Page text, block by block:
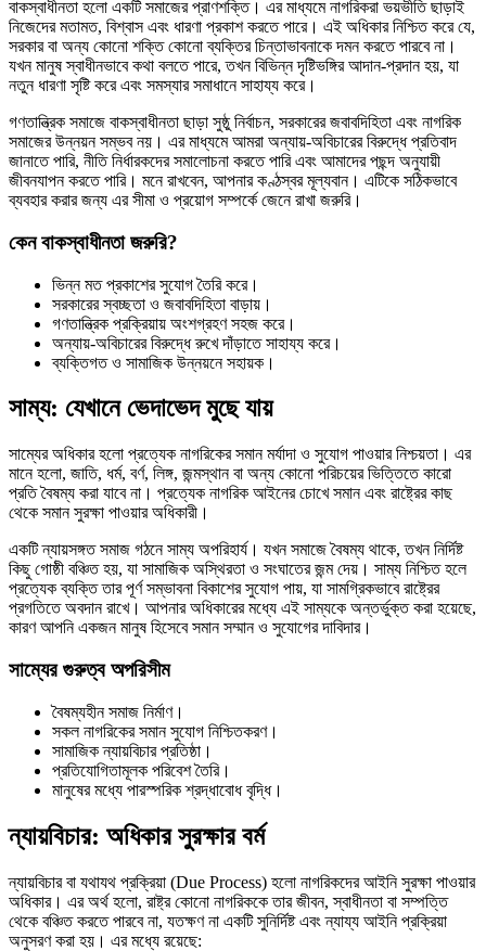
বাকস্বাধীনতা হলো একটি সমাজের প্রাণশক্তি। এর মাধ্যমে নাগরিকরা ভয়ভীতি ছাড়াই
নিজেদের মতামত, বিশ্বাস এবং ধারণা প্রকাশ করতে পারে। এই অধিকার নিশ্চিত করে যে,
সরকার বা অন্য কোনো শক্তি কোনো ব্যক্তির চিন্তাভাবনাকে দমন করতে পারবে না।
যখন মানুষ স্বাধীনভাবে কথা বলতে পারে, তখন বিভিন্ন দৃষ্টিভঙ্গির আদান-প্রদান হয়, যা
নতুন ধারণা সৃষ্টি করে এবং সমস্যার সমাধানে সাহায্য করে।
গণতান্ত্রিক সমাজে বাকস্বাধীনতা ছাড়া সুষ্ঠু নির্বাচন, সরকারের জবাবদিহিতা এবং নাগরিক
সমাজের উন্নয়ন সম্ভব নয়। এর মাধ্যমে আমরা অন্যায়-অবিচারের বিরুদ্ধে প্রতিবাদ
জানাতে পারি, নীতি নির্ধারকদের সমালোচনা করতে পারি এবং আমাদের পছন্দ অনুযায়ী
জীবনযাপন করতে পারি। মনে রাখবেন, আপনার কণ্ঠস্বর মূল্যবান। এটিকে সঠিকভাবে
ব্যবহার করার জন্য এর সীমা ও প্রয়োগ সম্পর্কে জেনে রাখা জরুরি।
কেন বাকস্বাধীনতা জরুরি?
ভিন্ন মত প্রকাশের সুযোগ তৈরি করে।
সরকারের স্বচ্ছতা ও জবাবদিহিতা বাড়ায়।
গণতান্ত্রিক প্রক্রিয়ায় অংশগ্রহণ সহজ করে।
অন্যায়-অবিচারের বিরুদ্ধে রুখে দাঁড়াতে সাহায্য করে।
ব্যক্তিগত ও সামাজিক উন্নয়নে সহায়ক।
সাম্য: যেখানে ভেদাভেদ মুছে যায়
সাম্যের অধিকার হলো প্রত্যেক নাগরিকের সমান মর্যাদা ও সুযোগ পাওয়ার নিশ্চয়তা। এর
মানে হলো, জাতি, ধর্ম, বর্ণ, লিঙ্গ, জন্মস্থান বা অন্য কোনো পরিচয়ের ভিত্তিতে কারো
প্রতি বৈষম্য করা যাবে না। প্রত্যেক নাগরিক আইনের চোখে সমান এবং রাষ্ট্রের কাছ
থেকে সমান সুরক্ষা পাওয়ার অধিকারী।
একটি ন্যায়সঙ্গত সমাজ গঠনে সাম্য অপরিহার্য। যখন সমাজে বৈষম্য থাকে, তখন নির্দিষ্ট
কিছু গোষ্ঠী বঞ্চিত হয়, যা সামাজিক অস্থিরতা ও সংঘাতের জন্ম দেয়। সাম্য নিশ্চিত হলে
প্রত্যেক ব্যক্তি তার পূর্ণ সম্ভাবনা বিকাশের সুযোগ পায়, যা সামগ্রিকভাবে রাষ্ট্রের
প্রগতিতে অবদান রাখে। আপনার অধিকারের মধ্যে এই সাম্যকে অন্তর্ভুক্ত করা হয়েছে,
কারণ আপনি একজন মানুষ হিসেবে সমান সম্মান ও সুযোগের দাবিদার।
সাম্যের গুরুত্ব অপরিসীম
বৈষম্যহীন সমাজ নির্মাণ।
সকল নাগরিকের সমান সুযোগ নিশ্চিতকরণ।
সামাজিক ন্যায়বিচার প্রতিষ্ঠা।
প্রতিযোগিতামূলক পরিবেশ তৈরি।
মানুষের মধ্যে পারস্পরিক শ্রদ্ধাবোধ বৃদ্ধি।
ন্যায়বিচার: অধিকার সুরক্ষার বর্ম
ন্যায়বিচার বা যথাযথ প্রক্রিয়া (Due Process) হলো নাগরিকদের আইনি সুরক্ষা পাওয়ার
অধিকার। এর অর্থ হলো, রাষ্ট্র কোনো নাগরিককে তার জীবন, স্বাধীনতা বা সম্পত্তি
থেকে বঞ্চিত করতে পারবে না, যতক্ষণ না একটি সুনির্দিষ্ট এবং ন্যায্য আইনি প্রক্রিয়া
অনুসরণ করা হয়। এর মধ্যে রয়েছে: